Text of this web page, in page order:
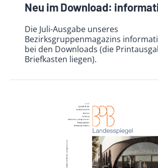
Neu im Download:
Die Juli-Ausgabe unseres
Bezirksgruppenmagazins
bei den Downloads (die
Briefkasten liegen).